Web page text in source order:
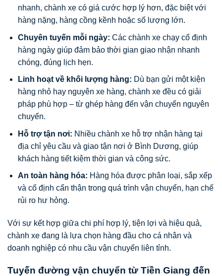
nhanh, chành xe có giá cước hợp lý hơn, đặc biệt với
hàng nặng, hàng cồng kềnh hoặc số lượng lớn.
Chuyên tuyến mỗi ngày: Các chành xe chạy cố định
hàng ngày giúp đảm bảo thời gian giao nhận nhanh
chóng, đúng lịch hẹn.
Linh hoạt về khối lượng hàng: Dù bạn gửi một kiện
hàng nhỏ hay nguyên xe hàng, chành xe đều có giải
pháp phù hợp – từ ghép hàng đến vận chuyển nguyên
chuyến.
Hỗ trợ tận nơi: Nhiều chành xe hỗ trợ nhận hàng tại
địa chỉ yêu cầu và giao tận nơi ở Bình Dương, giúp
khách hàng tiết kiệm thời gian và công sức.
An toàn hàng hóa: Hàng hóa được phân loại, sắp xếp
và cố định cẩn thận trong quá trình vận chuyển, hạn chế
rủi ro hư hỏng.
Với sự kết hợp giữa chi phí hợp lý, tiện lợi và hiệu quả,
chành xe đang là lựa chọn hàng đầu cho cá nhân và
doanh nghiệp có nhu cầu vận chuyển liên tỉnh.
Tuyến đường vận chuyển từ Tiền Giang đến